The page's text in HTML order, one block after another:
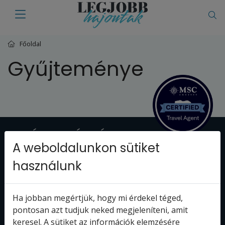
Főoldal
Gyűjteménye
SZÉKHELY ÉS CÍM
Delta Reisen Kft.
Fehérvári út 79
DELTA REISEN KFT.
A weboldalunkon sütiket
használunk
Ha jobban megértjük, hogy mi érdekel téged,
pontosan azt tudjuk neked megjeleníteni, amit
keresel. A sütiket az információk elemzésére